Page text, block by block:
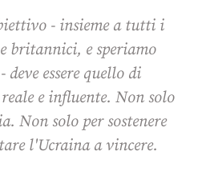
- insieme a tutti i
britannici, e speriamo
essere quello di
e influente. Non solo
Non solo per sostenere
l'Ucraina a vincere.